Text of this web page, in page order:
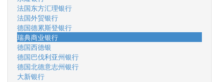
法国东方汇理银行
法国外贸银行
德国德累斯登银行
瑞典商业银行
德国西德银
德国巴伐利亚州银行
德国北德意志州银行
大新银行